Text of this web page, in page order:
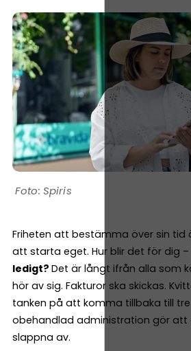
Spiris
Friheten att bestämma över sin tid
att starta eget. Hur blir det för dig –
ledigt? Det är långt ifrån alla som
hör av sig. Fakturor ska skickas.
tanken på att komma tillbaka till
obehandlad administration gör att
slappna av.